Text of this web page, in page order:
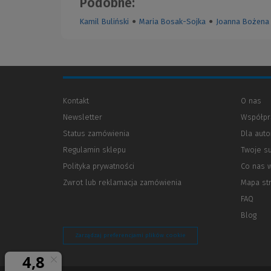
Podobne:
Kamil Buliński ● Maria Bosak-Sojka ● Joanna
Kontakt
Newsletter
Status zamówienia
Regulamin sklepu
Polityka prywatności
innej
Zwrot lub reklamacja zamówienia
O nas
Dla
Twoje
Co nas
Mapa
FAQ
Blog
Zarządzaj preferencjami plików cookie